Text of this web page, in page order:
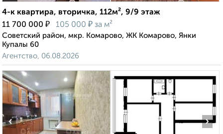
4-к квартира, вторичка, 112м², 9/9 этаж
11 700 000 ₽ 105 000 ₽ за м²
Советский район, мкр. Комарово, ЖК Комарово, Янки
Купалы 60
Агентство, 06.08.2026
‹ ›